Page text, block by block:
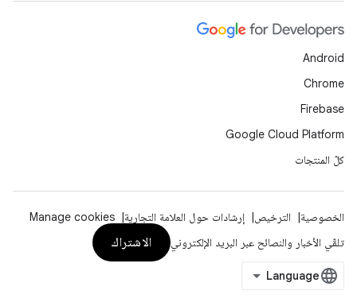
Android
Chrome
Firebase
Google Cloud Platform
كلّ المنتجات
الخصوصية الترخيص إرشادات حول العلامة التجارية
Manage cookies
تلقّي الأخبار والنصائح عبر البريد الإلكتروني
الاشتراك